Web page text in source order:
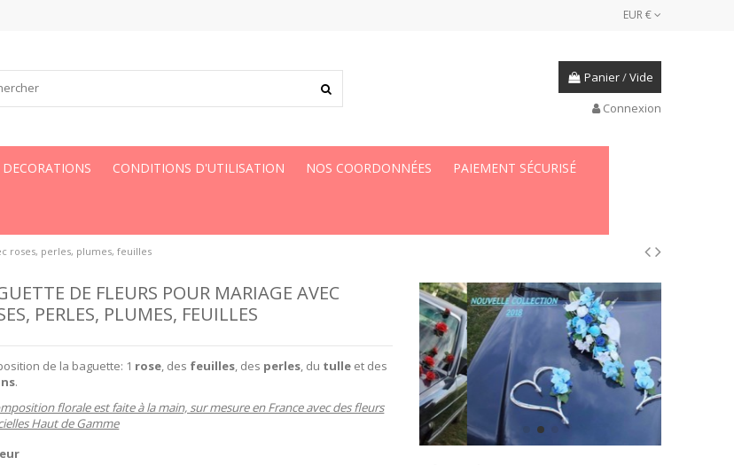
EUR €
Panier/Vide
Connexion
CONDITIONS D'UTILISATION NOS COORDONNÉES PAIEMENT SÉCURISÉ
roses, perles, plumes, feuilles
DE FLEURS POUR MARIAGE AVEC
PERLES, PLUMES, FEUILLES
de la baguette: 1 rose, des feuilles, des perles, du tulle et des
.
florale est faite à la main, sur mesure en France avec des fleurs
Haut de Gamme